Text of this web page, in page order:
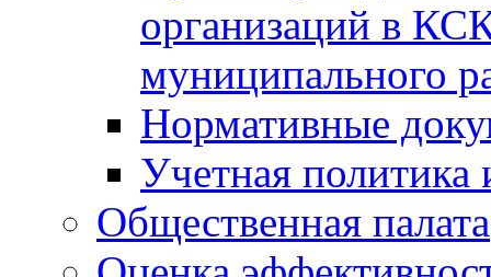
организаций в
муниципального
Нормативные
Учетная политика
Общественная палата